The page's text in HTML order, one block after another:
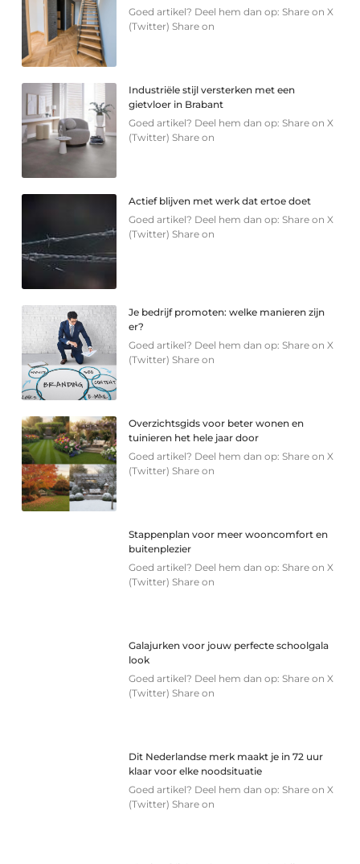
Goed artikel? Deel hem dan op: Share on X
(Twitter) Share on
Industriële stijl versterken met een
gietvloer in Brabant
Goed artikel? Deel hem dan op: Share on X
(Twitter) Share on
Actief blijven met werk dat ertoe doet
Goed artikel? Deel hem dan op: Share on X
(Twitter) Share on
Je bedrijf promoten: welke manieren zijn
er?
Goed artikel? Deel hem dan op: Share on X
(Twitter) Share on
Overzichtsgids voor beter wonen en
tuinieren het hele jaar door
Goed artikel? Deel hem dan op: Share on X
(Twitter) Share on
Stappenplan voor meer wooncomfort en
buitenplezier
Goed artikel? Deel hem dan op: Share on X
(Twitter) Share on
Galajurken voor jouw perfecte schoolgala
look
Goed artikel? Deel hem dan op: Share on X
(Twitter) Share on
Dit Nederlandse merk maakt je in 72 uur
klaar voor elke noodsituatie
Goed artikel? Deel hem dan op: Share on X
(Twitter) Share on